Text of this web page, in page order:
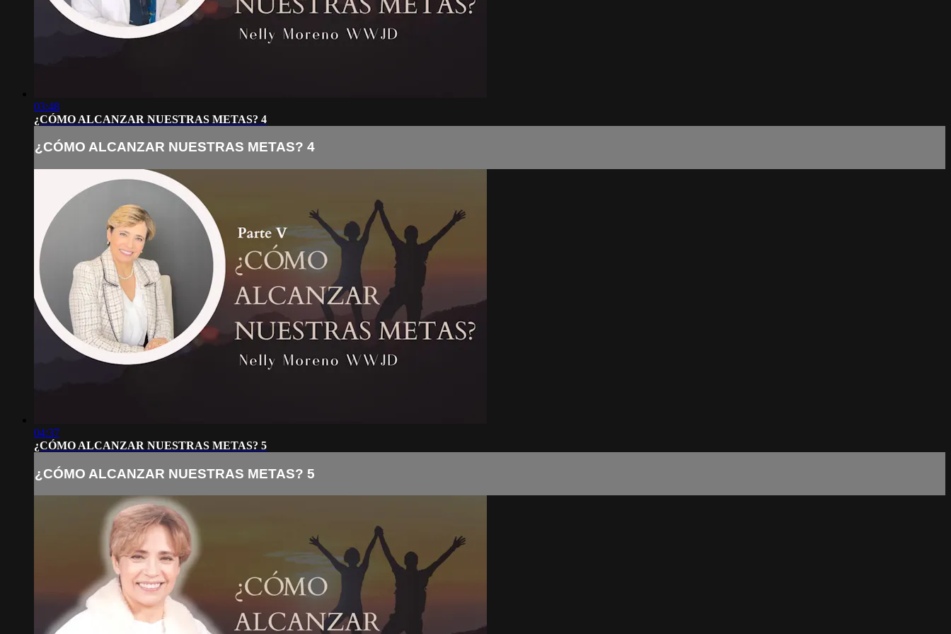
03:48
¿CÓMO ALCANZAR NUESTRAS METAS? 4
¿CÓMO ALCANZAR NUESTRAS METAS? 4
04:37
¿CÓMO ALCANZAR NUESTRAS METAS? 5
¿CÓMO ALCANZAR NUESTRAS METAS? 5